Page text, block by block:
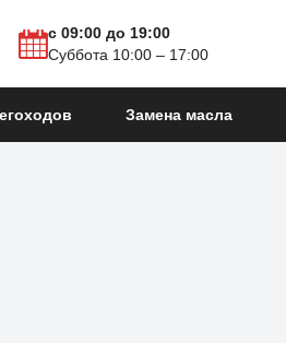
с 09:00 до 19:00
Суббота 10:00 – 17:00
Замена масла